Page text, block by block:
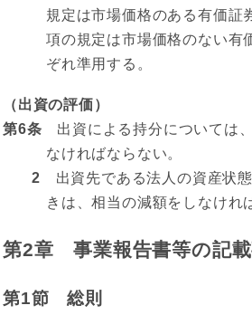
規定は市場価格のある有価証
項の規定は市場価格のない有
ぞれ準用する。
（出資の評価）
第6条 出資による持分については
なければならない。
2 出資先である法人の資産状
きは、相当の減額をしなけれ
第2章 事業報告書等の記
第1節 総則